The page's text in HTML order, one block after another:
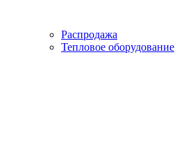
Распродажа
Тепловое оборудование